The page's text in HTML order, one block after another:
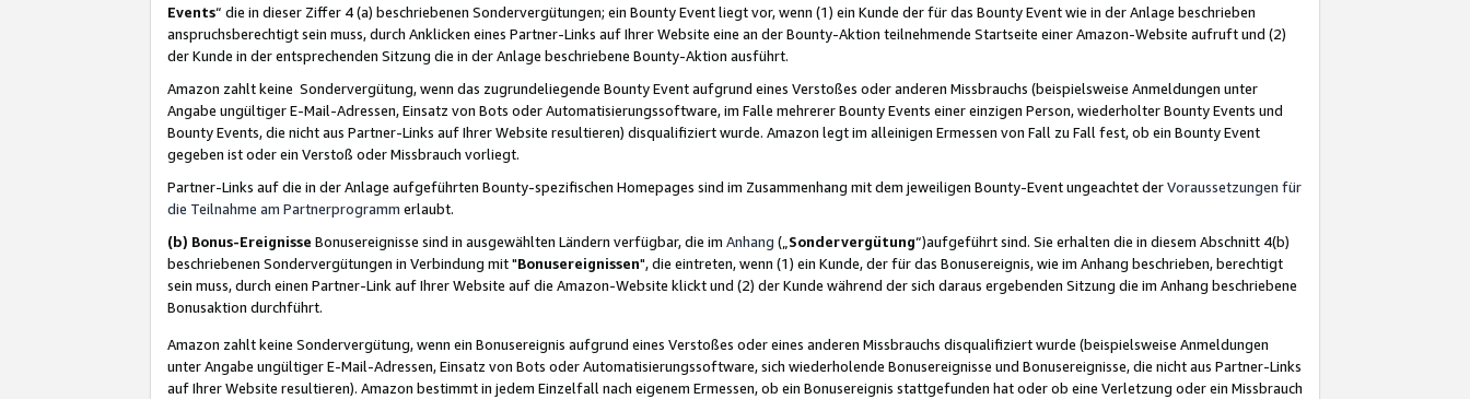
Events“ die in dieser Ziffer 4 (a) beschriebenen Sondervergütungen; ein Bounty Event liegt vor, wenn (1) ein Kunde der für das Bounty Event wie in der Anlage beschrieben
anspruchsberechtigt sein muss, durch Anklicken eines Partner-Links auf Ihrer Website eine an der Bounty-Aktion teilnehmende Startseite einer Amazon-Website aufruft und (2)
der Kunde in der entsprechenden Sitzung die in der Anlage beschriebene Bounty-Aktion ausführt.
Amazon zahlt keine Sondervergütung, wenn das zugrundeliegende Bounty Event aufgrund eines Verstoßes oder anderen Missbrauchs (beispielsweise Anmeldungen unter
Angabe ungültiger E-Mail-Adressen, Einsatz von Bots oder Automatisierungssoftware, im Falle mehrerer Bounty Events einer einzigen Person, wiederholter Bounty Events und
Bounty Events, die nicht aus Partner-Links auf Ihrer Website resultieren) disqualifiziert wurde. Amazon legt im alleinigen Ermessen von Fall zu Fall fest, ob ein Bounty Event
gegeben ist oder ein Verstoß oder Missbrauch vorliegt.
Partner-Links auf die in der Anlage aufgeführten Bounty-spezifischen Homepages sind im Zusammenhang mit dem jeweiligen Bounty-Event ungeachtet derVoraussetzungen für
die Teilnahme am Partnerprogramm erlaubt.
(b) Bonus-Ereignisse Bonusereignisse sind in ausgewählten Ländern verfügbar, die im Anhang („ Sondervergütung“)aufgeführt sind. Sie erhalten die in diesem Abschnitt 4(b)
beschriebenen Sondervergütungen in Verbindung mit "Bonusereignissen", die eintreten, wenn (1) ein Kunde, der für das Bonusereignis, wie im Anhang beschrieben, berechtigt
sein muss, durch einen Partner-Link auf Ihrer Website auf die Amazon-Website klickt und (2) der Kunde während der sich daraus ergebenden Sitzung die im Anhang beschriebene
Bonusaktion durchführt.
Amazon zahlt keine Sondervergütung, wenn ein Bonusereignis aufgrund eines Verstoßes oder eines anderen Missbrauchs disqualifiziert wurde (beispielsweise Anmeldungen
unter Angabe ungültiger E-Mail-Adressen, Einsatz von Bots oder Automatisierungssoftware, sich wiederholende Bonusereignisse und Bonusereignisse, die nicht aus Partner-Links
auf Ihrer Website resultieren). Amazon bestimmt in jedem Einzelfall nach eigenem Ermessen, ob ein Bonusereignis stattgefunden hat oder ob eine Verletzung oder ein Missbrauch